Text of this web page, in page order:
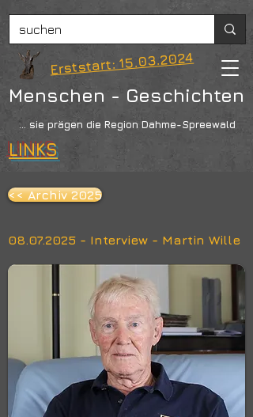
Erststart: 15.03.2024
Menschen - Geschichten
... sie prägen die Region Dahme-Spreewald
LINKS
<< Archiv 2025
08.07.2025 - Interview - Martin Wille